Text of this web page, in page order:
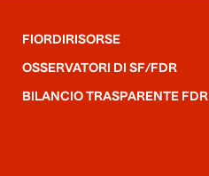
FIORDIRISORSE
OSSERVATORI DI SF/FDR
BILANCIO TRASPARENTE FDR